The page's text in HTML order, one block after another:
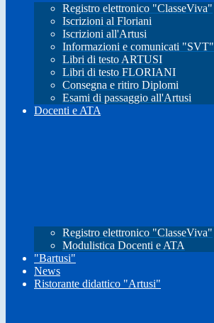
Registro elettronico "ClasseViva"
Iscrizioni al Floriani
Iscrizioni all'Artusi
Informazioni e comunicati "SVT"
Libri di testo ARTUSI
Libri di testo FLORIANI
Consegna e ritiro Diplomi
Esami di passaggio all'Artusi
Docenti e ATA
Registro elettronico "ClasseViva"
Modulistica Docenti e ATA
"Bartusi"
News
Ristorante didattico "Artusi"